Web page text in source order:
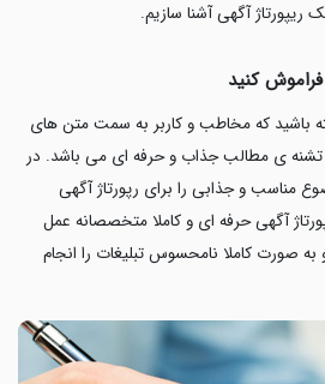
آگهی آشنا سازیم.
فراموش کنید
باشید که مخاطب و کاربر به سمت متن های
تشنه ی مطالب جذاب و حرفه ای می باشد. در
مناسب و جذابی را برای رپورتاژ آگهی
آگهی حرفه ای و کاملا متخصصانه عمل
به صورت کاملا نامحسوس تبلیغات را انجام